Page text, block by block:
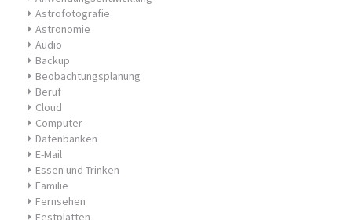
Astrofotografie
Astronomie
Audio
Backup
Beobachtungsplanung
Beruf
Cloud
Computer
Datenbanken
E-Mail
Essen und Trinken
Familie
Fernsehen
Festplatten